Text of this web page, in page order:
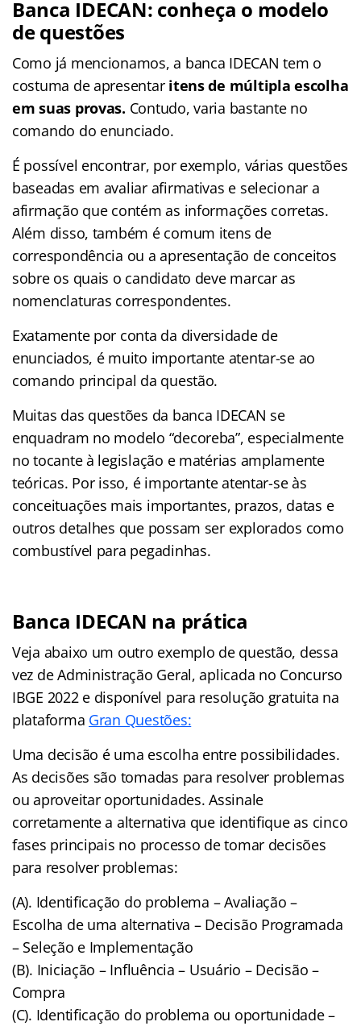
Banca IDECAN: conheça o modelo
de questões
Como já mencionamos, a banca IDECAN tem o
costuma de apresentar itens de múltipla escolha
em suas provas. Contudo, varia bastante no
comando do enunciado.
É possível encontrar, por exemplo, várias questões
baseadas em avaliar afirmativas e selecionar a
afirmação que contém as informações corretas.
Além disso, também é comum itens de
correspondência ou a apresentação de conceitos
sobre os quais o candidato deve marcar as
nomenclaturas correspondentes.
Exatamente por conta da diversidade de
enunciados, é muito importante atentar-se ao
comando principal da questão.
Muitas das questões da banca IDECAN se
enquadram no modelo “decoreba”, especialmente
no tocante à legislação e matérias amplamente
teóricas. Por isso, é importante atentar-se às
conceituações mais importantes, prazos, datas e
outros detalhes que possam ser explorados como
combustível para pegadinhas.
Banca IDECAN na prática
Veja abaixo um outro exemplo de questão, dessa
vez de Administração Geral, aplicada no Concurso
IBGE 2022 e disponível para resolução gratuita na
plataforma Gran Questões:
Uma decisão é uma escolha entre possibilidades.
As decisões são tomadas para resolver problemas
ou aproveitar oportunidades. Assinale
corretamente a alternativa que identifique as cinco
fases principais no processo de tomar decisões
para resolver problemas:
(A). Identificação do problema – Avaliação –
Escolha de uma alternativa – Decisão Programada
– Seleção e Implementação
(B). Iniciação – Influência – Usuário – Decisão –
Compra
(C). Identificação do problema ou oportunidade –